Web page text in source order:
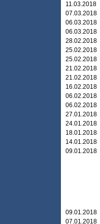
11.03.2018
07.03.2018
06.03.2018
06.03.2018
28.02.2018
25.02.2018
25.02.2018
21.02.2018
21.02.2018
16.02.2018
06.02.2018
06.02.2018
27.01.2018
24.01.2018
18.01.2018
14.01.2018
09.01.2018
09.01.2018
07.01.2018